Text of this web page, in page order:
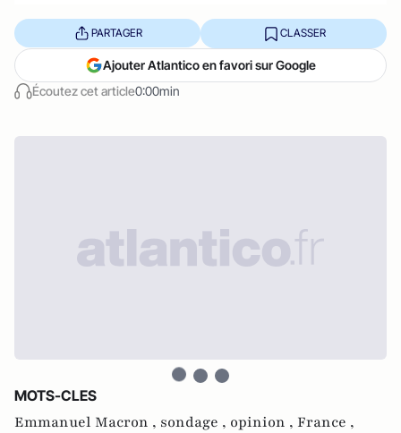
Écoutez cet article0:00min
PARTAGER CLASSER
Ajouter Atlantico en favori sur Google
MOTS-CLES
Emmanuel Macron , sondage , opinion , France ,